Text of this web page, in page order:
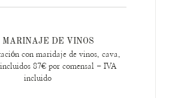
MARINAJE DE VINOS
con maridaje de vinos, cava,
87€ por comensal - IVA
incluido